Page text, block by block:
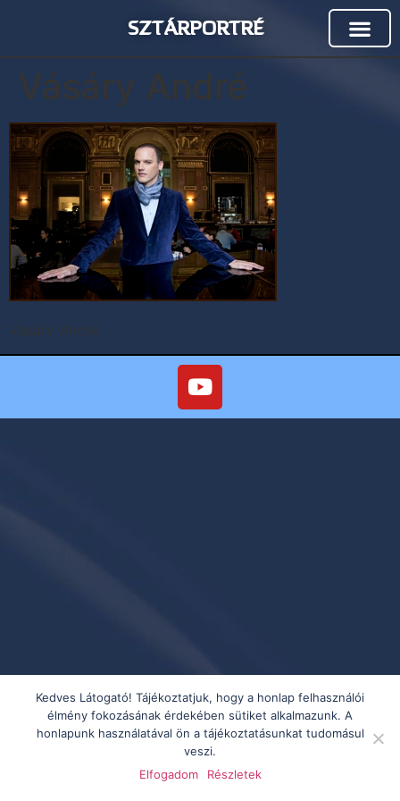
SZTÁRPORTRÉ
Vásáry André
Vásáry André
Kedves Látogató! Tájékoztatjuk, hogy a honlap felhasználói
élmény fokozásának érdekében sütiket alkalmazunk. A
honlapunk használatával ön a tájékoztatásunkat tudomásul
veszi.
Elfogadom
Részletek